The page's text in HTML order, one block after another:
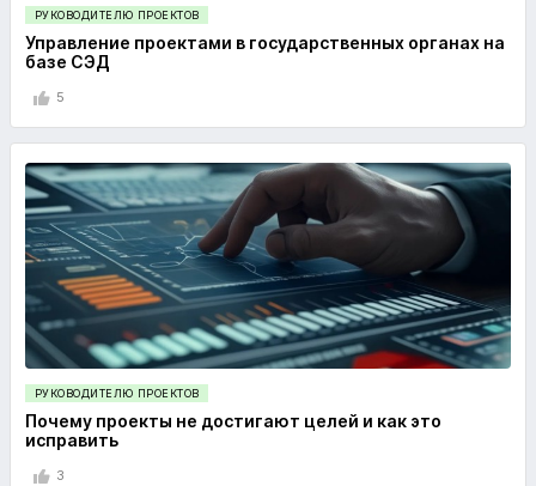
РУКОВОДИТЕЛЮ ПРОЕКТОВ
Управление проектами в государственных органах на
базе СЭД
5
РУКОВОДИТЕЛЮ ПРОЕКТОВ
Почему проекты не достигают целей и как это
исправить
3